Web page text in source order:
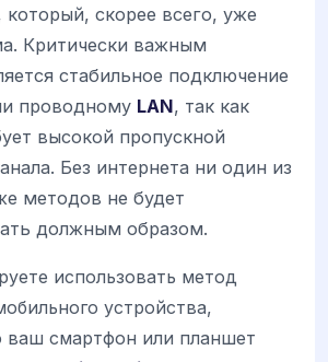
скорее всего, уже
Критически важным
стабильное подключение
проводному LAN, так как
высокой пропускной
Без интернета ни один из
методов не будет
должным образом.
использовать метод
устройства,
ваш смартфон или планшет